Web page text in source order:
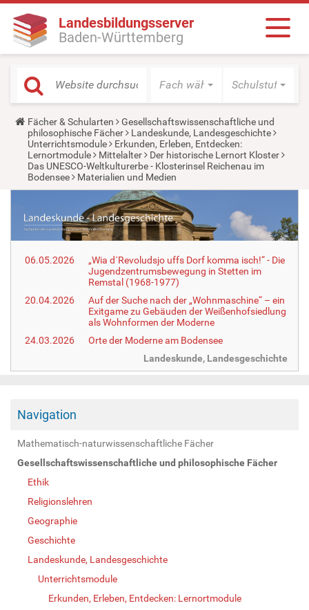
Landesbildungsserver
Baden-Württemberg
Fach wählen Schulstufe
Y
o
u
a
r
e
h
e
:
Fächer & Schularten
Gesellschaftswissenschaftliche und
philosophische Fächer
Landeskunde, Landesgeschichte
Unterrichtsmodule
Erkunden, Erleben, Entdecken:
Lernortmodule
Mittelalter
Der historische Lernort Kloster
Das UNESCO-Weltkulturerbe - Klosterinsel Reichenau im
Bodensee
Materialien und Medien
06.05.2026
„Wia d´Revoludsjo uffs Dorf komma isch!“ - Die
Jugendzentrumsbewegung in Stetten im
Remstal (1968-1977)
20.04.2026
Auf der Suche nach der „Wohnmaschine“ – ein
Exitgame zu Gebäuden der Weißenhofsiedlung
als Wohnformen der Moderne
24.03.2026
Orte der Moderne am Bodensee
Landeskunde, Landesgeschichte
Navigation
Mathematisch-naturwissenschaftliche Fächer
Gesellschaftswissenschaftliche und philosophische Fächer
Ethik
Religionslehren
Geographie
Geschichte
Landeskunde, Landesgeschichte
Unterrichtsmodule
Erkunden, Erleben, Entdecken: Lernortmodule